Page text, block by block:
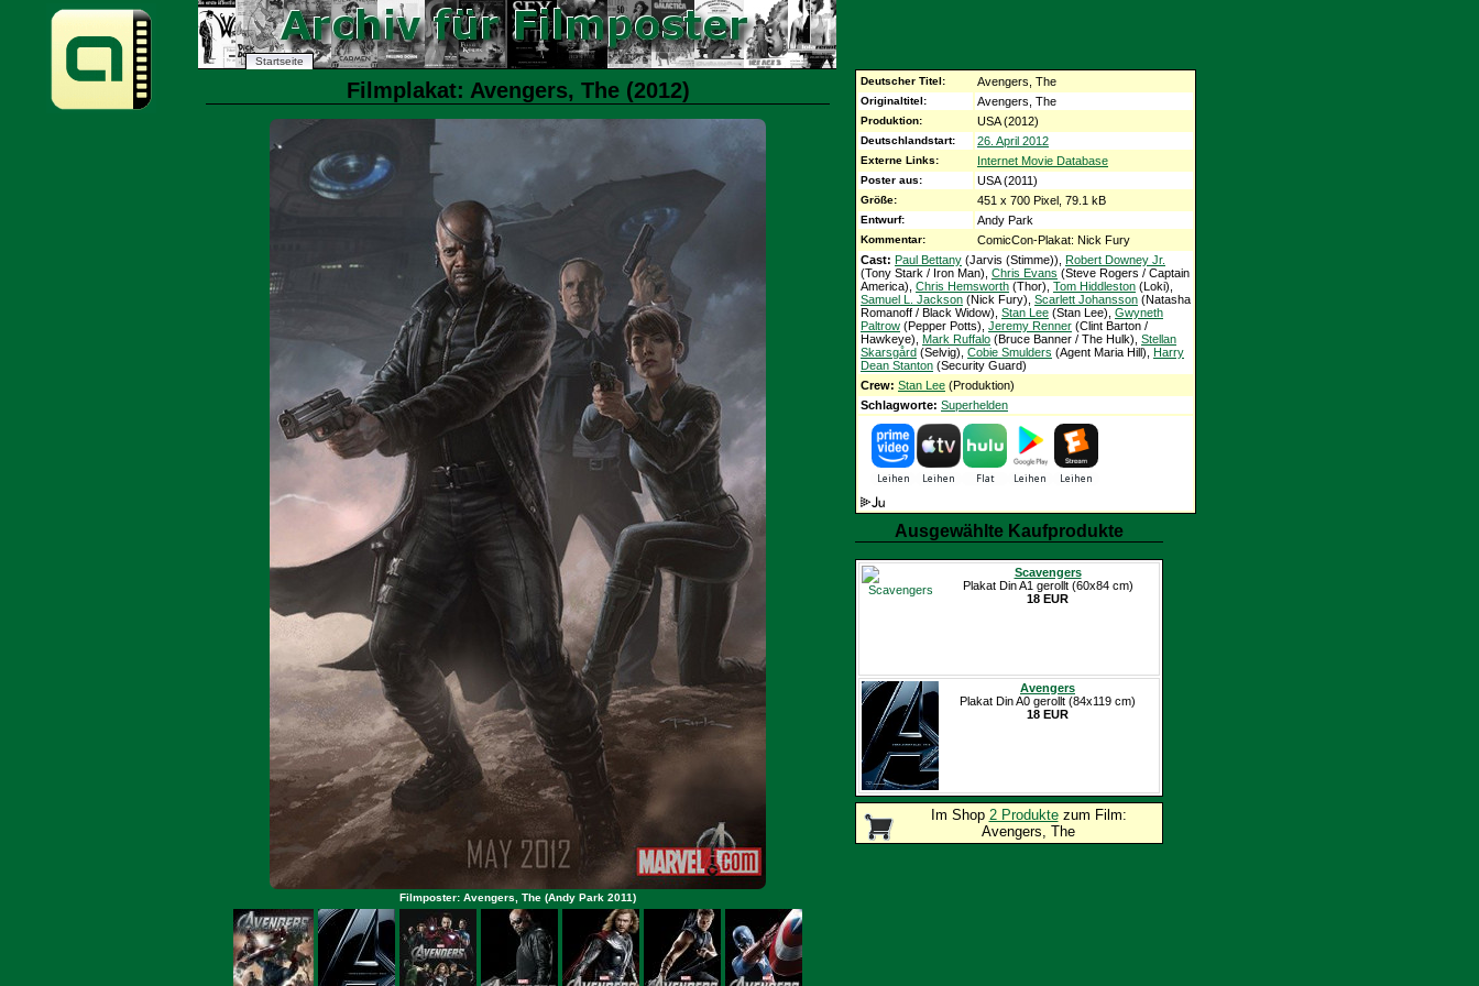
Startseite
Filmplakat: Avengers, The (2012)
Filmposter: Avengers, The (Andy Park 2011)
Deutscher Titel: Avengers, The
Originaltitel: Avengers, The
Produktion: USA (2012)
Deutschlandstart: 26. April 2012
Externe Links: Internet Movie Database
Poster aus: USA (2011)
Größe: 451 x 700 Pixel, 79.1 kB
Entwurf: Andy Park
Kommentar:
ComicCon-Plakat: Nick Fury
Cast: Paul Bettany (Jarvis (Stimme)), Robert Downey Jr.
(Tony Stark / Iron Man), Chris Evans (Steve Rogers / Captain
America), Chris Hemsworth (Thor), Tom Hiddleston (Loki),
Samuel L. Jackson (Nick Fury), Scarlett Johansson (Natasha
Romanoff / Black Widow), Stan Lee (Stan Lee), Gwyneth
Paltrow (Pepper Potts), Jeremy Renner (Clint Barton /
Hawkeye), Mark Ruffalo (Bruce Banner / The Hulk), Stellan
Skarsgård (Selvig), Cobie Smulders (Agent Maria Hill), Harry
Dean Stanton (Security Guard)
Crew: Stan Lee (Produktion)
Schlagworte: Superhelden
Ausgewählte Kaufprodukte
Scavengers
Plakat Din A1 gerollt (60x84 cm)
18 EUR
Avengers
Plakat Din A0 gerollt (84x119 cm)
18 EUR
Im Shop 2 Produktezum Film:
Avengers, The